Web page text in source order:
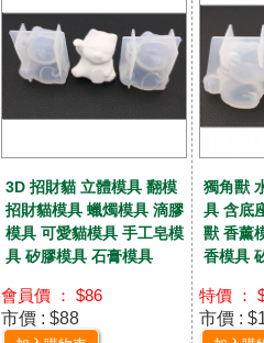
3D 招財貓 立體模具 翻模
招財貓模具 蠟燭模具 滴膠
模具 可愛貓模具 手工皂模
具 矽膠模具 石膏模具
會員價 ： $86
市價 : $88
獨角獸
具 含底
獸 香薰
香模具
特價 ：
市價 :